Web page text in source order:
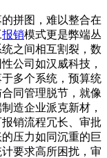
拼图，难以整合在
报销模式更是弊端丛
之间相互割裂，数
公司如汉威科技，
多个系统，预算统
同管理脱节，就像
造企业派克新材，
销流程冗长、审批
压力如同沉重的巨
要求高所困扰，审